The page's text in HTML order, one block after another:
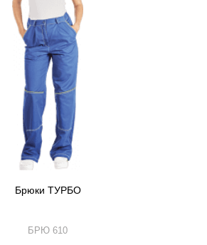
Брюки ТУРБО
БРЮ 610